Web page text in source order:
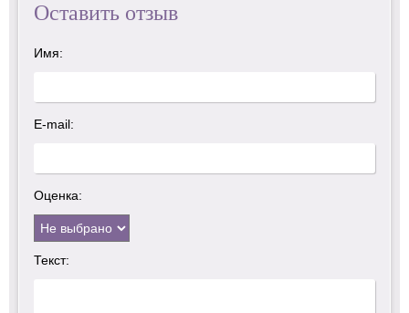
Оставить отзыв
Имя:
E-mail:
Оценка:
Текст: